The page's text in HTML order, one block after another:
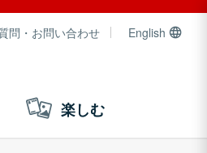
問・お問い合わせ English
楽しむ